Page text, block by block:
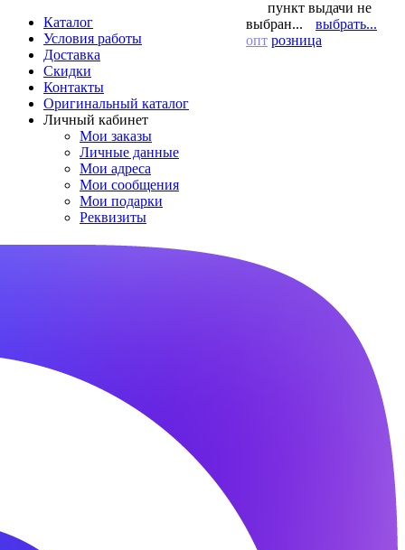
Каталог
Условия работы
Доставка
Скидки
Контакты
Оригинальный каталог
Личный кабинет
Мои заказы
Личные данные
Мои адреса
Мои сообщения
Мои подарки
Реквизиты
пункт выдачи не
выбран...
выбрать...
опт розница